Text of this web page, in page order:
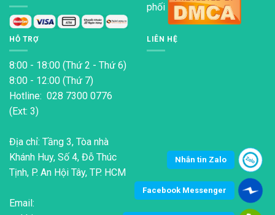
phối
HỖ TRỢ
8:00 - 18:00 (Thứ 2 - Thứ 6)
8:00 - 12:00 (Thứ 7)
Hotline: 028 7300 0776
(Ext: 3)
Địa chỉ: Tầng 3, Tòa nhà
Khánh Huy, Số 4, Đỗ Thúc
Tịnh, P. An Hội Tây, TP. HCM
Email:
LIÊN HỆ
Nhắn tin Zalo
Facebook Messenger